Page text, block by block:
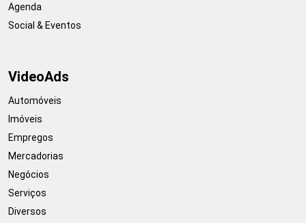
Agenda
Social & Eventos
VideoAds
Automóveis
Imóveis
Empregos
Mercadorias
Negócios
Serviços
Diversos